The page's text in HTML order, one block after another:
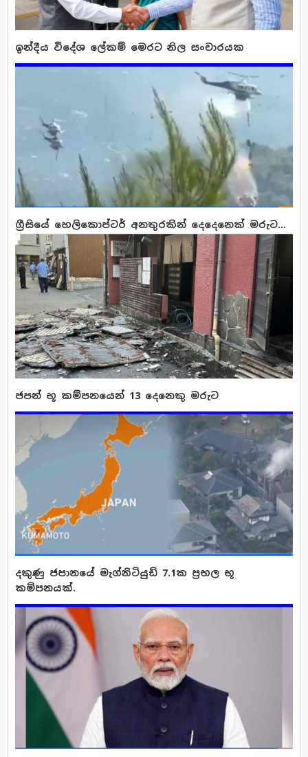
ඉන්දීය විදේශ ලේකම් මෙරට නිල සංචාරයක
ග්‍රීසියේ හෙලිකොප්ටර් අනතුරකින් දෙදෙනෙක් මරුට...
ජපන් භූ කම්පනයෙන් 13 දෙනෙකු මරුට
දකුණු ජපානයේ මැග්නිටියුඩ් 7.1ක ප්‍රභල භූ
කම්පනයක්.